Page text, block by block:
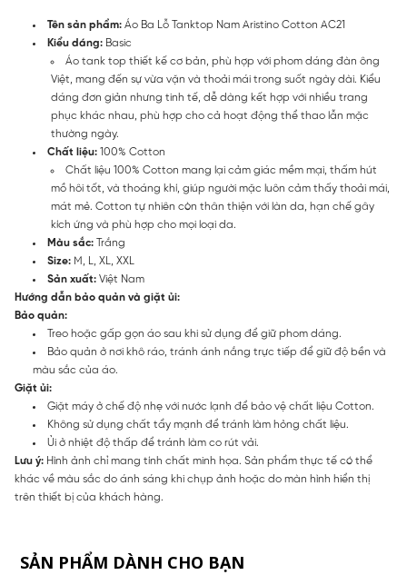
Tên sản phẩm: Áo Ba Lỗ Tanktop Nam Aristino Cotton AC21
Kiểu dáng: Basic
Áo tank top thiết kế cơ bản, phù hợp với phom dáng đàn ông
Việt, mang đến sự vừa vặn và thoải mái trong suốt ngày dài. Kiểu
dáng đơn giản nhưng tinh tế, dễ dàng kết hợp với nhiều trang
phục khác nhau, phù hợp cho cả hoạt động thể thao lẫn mặc
thường ngày.
Chất liệu: 100% Cotton
Chất liệu 100% Cotton mang lại cảm giác mềm mại, thấm hút
mồ hôi tốt, và thoáng khí, giúp người mặc luôn cảm thấy thoải mái,
mát mẻ. Cotton tự nhiên còn thân thiện với làn da, hạn chế gây
kích ứng và phù hợp cho mọi loại da.
Màu sắc: Trắng
Size: M, L, XL, XXL
Sản xuất: Việt Nam
Hướng dẫn bảo quản và giặt ủi:
Bảo quản:
Treo hoặc gấp gọn áo sau khi sử dụng để giữ phom dáng.
Bảo quản ở nơi khô ráo, tránh ánh nắng trực tiếp để giữ độ bền và
màu sắc của áo.
Giặt ủi:
Giặt máy ở chế độ nhẹ với nước lạnh để bảo vệ chất liệu Cotton.
Không sử dụng chất tẩy mạnh để tránh làm hỏng chất liệu.
Ủi ở nhiệt độ thấp để tránh làm co rút vải.
Lưu ý: Hình ảnh chỉ mang tính chất minh họa. Sản phẩm thực tế có thể
khác về màu sắc do ánh sáng khi chụp ảnh hoặc do màn hình hiển thị
trên thiết bị của khách hàng.
SẢN PHẨM DÀNH CHO BẠN